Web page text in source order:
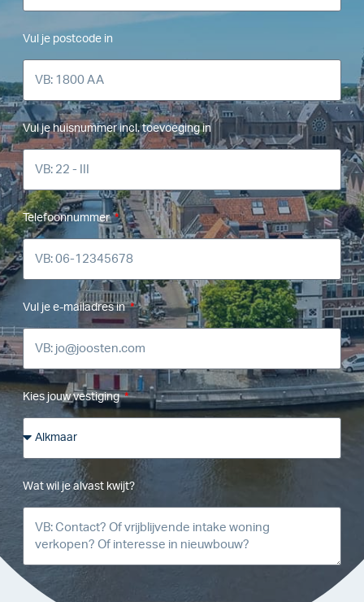
Vul je postcode in
Vul je huisnummer incl. toevoeging in
Telefoonnummer
Vul je e-mailadres in
Kies jouw vestiging
Wat wil je alvast kwijt?